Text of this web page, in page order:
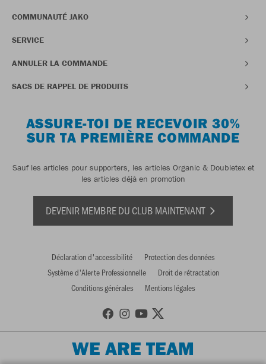
COMMUNAUTÉ JAKO
SERVICE
ANNULER LA COMMANDE
SACS DE RAPPEL DE PRODUITS
ASSURE-TOI DE RECEVOIR 30%
SUR TA PREMIÈRE COMMANDE
Sauf les articles pour supporters, les articles Organic & Doubletex et
les articles déjà en promotion
DEVENIR MEMBRE DU CLUB MAINTENANT
Déclaration d'accessibilité
Protection des données
Système d'Alerte Professionnelle
Droit de rétractation
Conditions générales
Mentions légales
WE ARE TEAM